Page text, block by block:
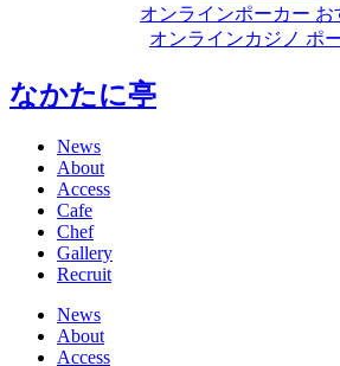
オンラインポーカー お
オンラインカジノ ポ
なかたに亭
News
About
Access
Cafe
Chef
Gallery
Recruit
News
About
Access